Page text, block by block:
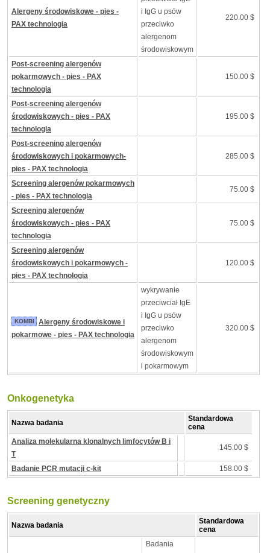
Alergeny środowiskowe - pies -
PAX technologia
i IgG u psów
przeciwko
alergenom
środowiskowym
220.00 $
Post-screening alergenów
pokarmowych - pies - PAX
technologia
150.00 $
Post-screening alergenów
środowiskowych - pies - PAX
technologia
195.00 $
Post-screening alergenów
środowiskowych i pokarmowych-
pies - PAX technologia
285.00 $
Screening alergenów pokarmowych
- pies - PAX technologia
75.00 $
Screening alergenów
środowiskowych - pies - PAX
technologia
75.00 $
Screening alergenów
środowiskowych i pokarmowych -
pies - PAX technologia
120.00 $
KOMBI
Alergeny środowiskowe i
pokarmowe - pies - PAX technologia
wykrywanie
przeciwciał IgE
i IgG u psów
przeciwko
alergenom
środowiskowym
i pokarmowym
320.00 $
Onkogenetyka
Nazwa badania
Standardowa
cena
Analiza molekularna klonalnych limfocytów B i
T
145.00 $
Badanie PCR mutacji c-kit 158.00 $
Screening genetyczny
Nazwa badania
Standardowa
cena
Badania